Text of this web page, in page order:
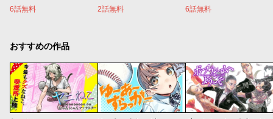
6話無料 2話無料 6話無料
おすすめの作品